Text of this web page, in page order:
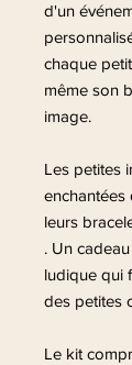
d'un
chaque
même son
image.
Les petites
enchantées
leurs
. Un
ludique qui
des petites
Le kit